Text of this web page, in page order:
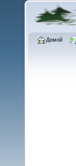
Домой